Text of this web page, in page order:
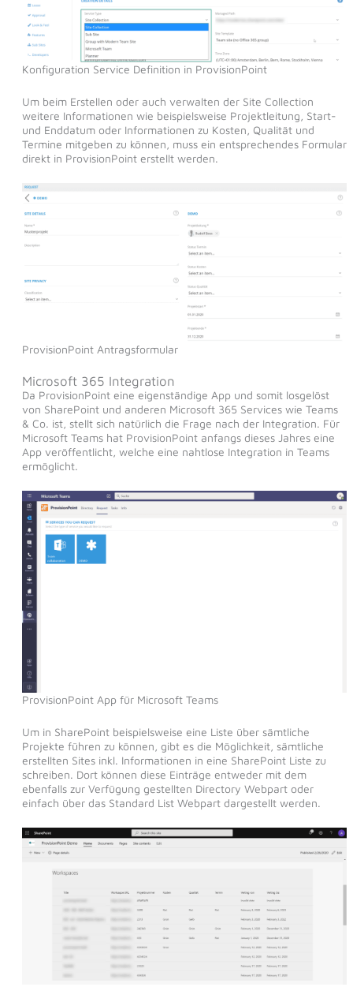
Konfiguration Service Definition in ProvisionPoint
Um beim Erstellen oder auch verwalten der Site Collection
weitere Informationen wie beispielsweise Projektleitung, Start-
und Enddatum oder Informationen zu Kosten, Qualität und
Termine mitgeben zu können, muss ein entsprechendes Formular
direkt in ProvisionPoint erstellt werden.
ProvisionPoint Antragsformular
Microsoft 365 Integration
Da ProvisionPoint eine eigenständige App und somit losgelöst
von SharePoint und anderen Microsoft 365 Services wie Teams
& Co. ist, stellt sich natürlich die Frage nach der Integration. Für
Microsoft Teams hat ProvisionPoint anfangs dieses Jahres eine
App veröffentlicht, welche eine nahtlose Integration in Teams
ermöglicht.
ProvisionPoint App für Microsoft Teams
Um in SharePoint beispielsweise eine Liste über sämtliche
Projekte führen zu können, gibt es die Möglichkeit, sämtliche
erstellten Sites inkl. Informationen in eine SharePoint Liste zu
schreiben. Dort können diese Einträge entweder mit dem
ebenfalls zur Verfügung gestellten Directory Webpart oder
einfach über das Standard List Webpart dargestellt werden.